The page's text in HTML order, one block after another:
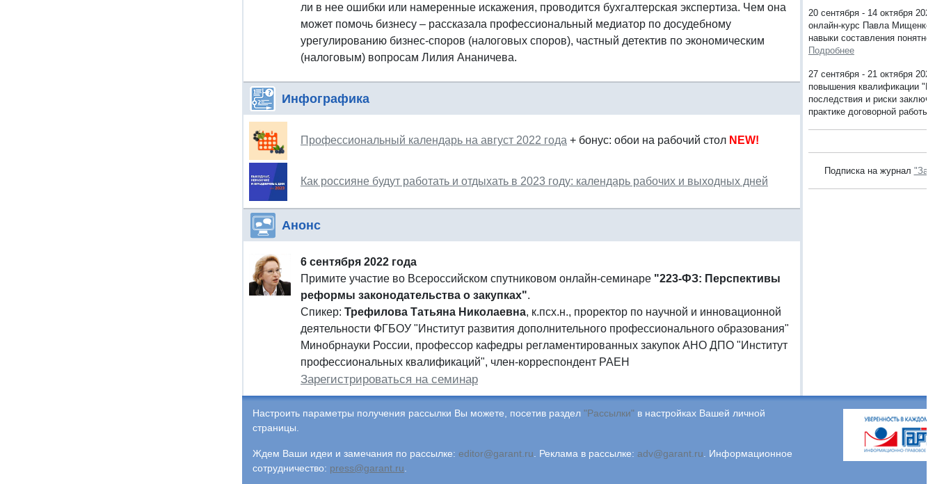
ли в нее ошибки или намеренные искажения, проводится бухгалтерская экспертиза. Чем она
может помочь бизнесу – рассказала профессиональный медиатор по досудебному
урегулированию бизнес-споров (налоговых споров), частный детектив по экономическим
(налоговым) вопросам Лилия Ананичева.
Инфографика
Профессиональный календарь на август 2022 года + бонус: обои на рабочий стол NEW!
Как россияне будут работать и отдыхать в 2023 году: календарь рабочих и выходных дней
Анонс
6 сентября 2022 года
Примите участие во Всероссийском спутниковом онлайн-семинаре "223-ФЗ: Перспективы
реформы законодательства о закупках".
Спикер: Трефилова Татьяна Николаевна, к.псх.н., проректор по научной и инновационной
деятельности ФГБОУ "Институт развития дополнительного профессионального образования"
Минобрнауки России, профессор кафедры регламентированных закупок АНО ДПО "Институт
профессиональных квалификаций", член-корреспондент РАЕН
Зарегистрироваться на семинар
20 сентября - 14 октября
онлайн-курс Павла Мищенко
навыки составления
Подробнее
27 сентября - 21 октября
повышения квалификации
последствия и риски
практике договорной
Подписка на журнал
Настроить параметры получения рассылки Вы можете, посетив раздел "Рассылки" в настройках Вашей личной
страницы.
Ждем Ваши идеи и замечания по рассылке: editor@garant.ru Реклама в рассылке: adv@garant.ru
Информационное
сотрудничество: press@garant.ru